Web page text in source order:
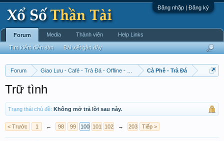
Đăng nhập | Đăng ký
Forum Giao Lưu - Café - Trà Đá - Offline - Tỉnh Tò Hihi!Cà Phê - Trà Đá
Trữ tình
Trạng thái chủ đề: Không mở trả lời sau này.
< Trước 1 ← 98 99 100 101 102 → 203 Tiếp >
Forum
Tìm kiếm diễn đàn Bài viết gần đây
Media Thành viên Help Links